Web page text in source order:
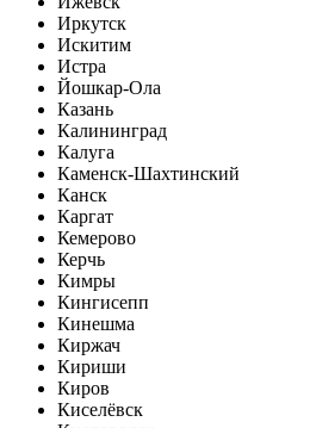
Иркутск
Искитим
Истра
Йошкар-Ола
Казань
Калининград
Калуга
Каменск-Шахтинский
Канск
Каргат
Кемерово
Керчь
Кимры
Кингисепп
Кинешма
Киржач
Кириши
Киров
Киселёвск